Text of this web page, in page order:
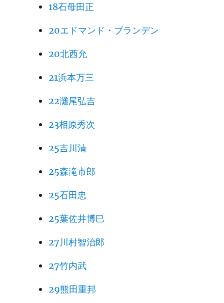
18石母田正
20エドマンド・ブランデン
20北西允
21浜本万三
22灘尾弘吉
23相原秀次
25吉川清
25森滝市郎
25石田忠
25葉佐井博巳
27川村智治郎
27竹内武
29熊田重邦